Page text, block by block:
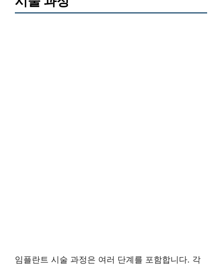
임플란트 시술 과정은 여러 단계를 포함합니다. 각